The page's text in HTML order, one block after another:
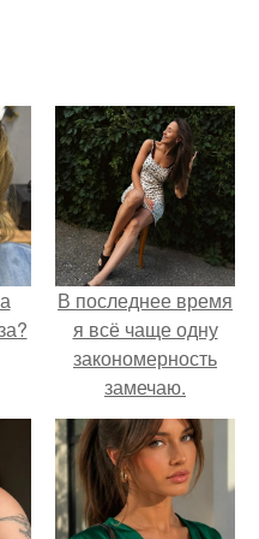
В последнее время
я всё чаще одну
закономерность
замечаю.